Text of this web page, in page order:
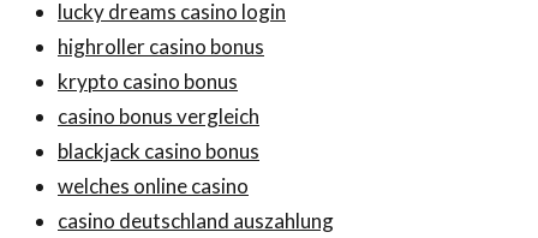
lucky dreams casino login
highroller casino bonus
krypto casino bonus
casino bonus vergleich
blackjack casino bonus
welches online casino
casino deutschland auszahlung